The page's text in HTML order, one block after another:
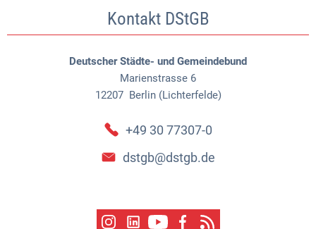
Kontakt DStGB
Deutscher Städte- und Gemeindebund
Marienstrasse 6
12207 Berlin (Lichterfelde)
+49 30 77307-0
dstgb@dstgb.de